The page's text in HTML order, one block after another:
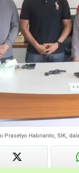
Prasetyo Habrianto, SIK,